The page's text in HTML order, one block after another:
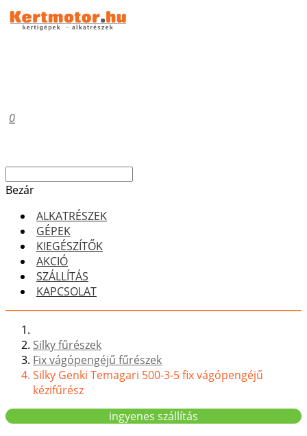
0
Bezár
ALKATRÉSZEK
GÉPEK
KIEGÉSZÍTŐK
AKCIÓ
SZÁLLÍTÁS
KAPCSOLAT
Silky fűrészek
Fix vágópengéjű fűrészek
Silky Genki Temagari 500-3-5 fix vágópengéjű
kézifűrész
ingyenes szállítás